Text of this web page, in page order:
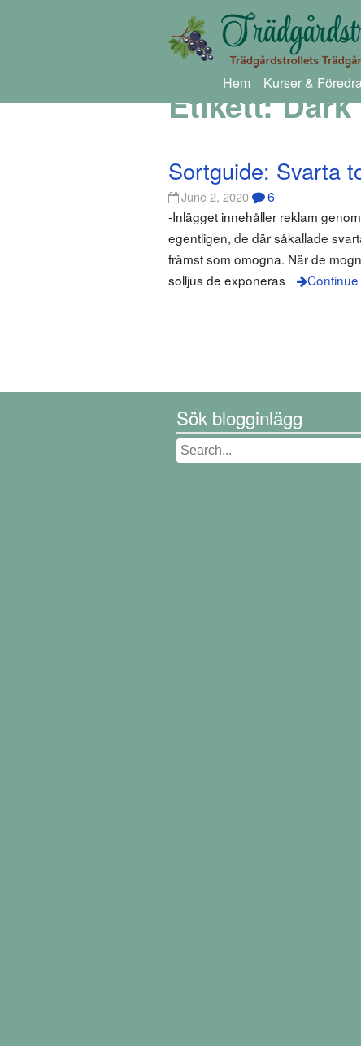
Hem Kurser &
Etikett:
Sortguide: Svarta
June 2, 2020 6
-Inlägget innehåller reklam
egentligen, de där såkallade
främst som omogna. När de
solljus de exponeras
Sök blogginlägg